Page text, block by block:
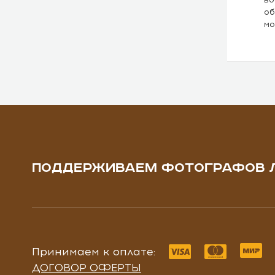
ПОДДЕРЖИВАЕМ ФОТОГРАФОВ
Принимаем к оплате:
ДОГОВОР ОФЕРТЫ